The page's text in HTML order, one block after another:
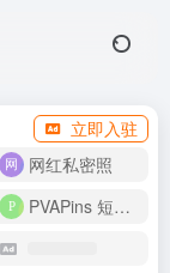
立即入驻
网红私密照
PVAPins 短信接码平台